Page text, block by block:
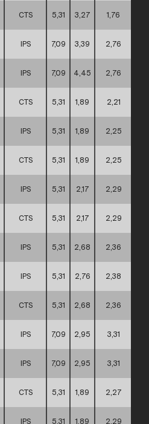
CTS 5,31 3,27 1,76
IPS 7,09 3,39 2,76
IPS 7,09 4,45 2,76
CTS 5,31 1,89 2,21
IPS 5,31 1,89 2,25
CTS 5,31 1,89 2,25
IPS 5,31 2,17 2,29
CTS 5,31 2,17 2,29
IPS 5,31 2,68 2,36
IPS 5,31 2,76 2,38
CTS 5,31 2,68 2,36
IPS 7,09 2,95 3,31
IPS 7,09 2,95 3,31
CTS 5,31 1,89 2,27
IPS 5,31 1,89 2,29